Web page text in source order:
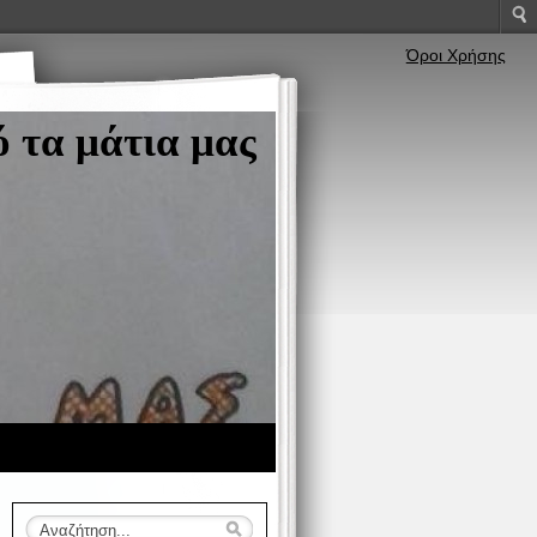
τα μάτια μας
Όροι Χρήσης